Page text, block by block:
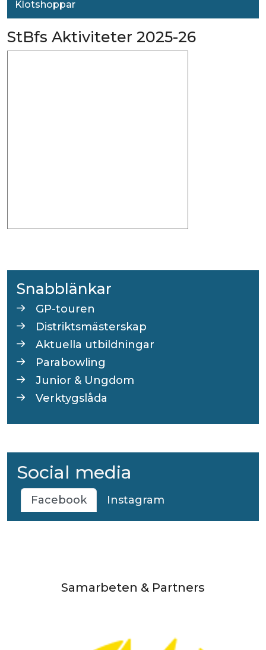
Klotshoppar
StBfs Aktiviteter 2025-26
Snabblänkar
GP-touren
Distriktsmästerskap
Aktuella utbildningar
Parabowling
Junior & Ungdom
Verktygslåda
Social media
Facebook Instagram
Samarbeten & Partners